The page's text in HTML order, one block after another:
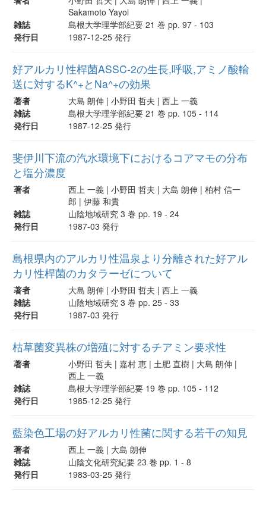
Sakamoto Yayoi
雑誌
島根大学理学部紀要 21 巻 pp. 97 - 103
発行日
1987-12-25 発行
好アルカリ性桿菌ASSC-2の生長,呼吸,アミノ酸輸
送に対するK^+とNa^+の効果
著者
大島 朗伸 | 小野田 哲夫 | 西上 一義
雑誌
島根大学理学部紀要 21 巻 pp. 105 - 114
発行日
1987-12-25 発行
斐伊川下流の汽水環境下におけるコアマモの分布
と塩分濃度
著者
西上 一義 | 小野田 哲夫 | 大島 朗伸 | 柏村 信一
郎 | 伊藤 和貴
雑誌
山陰地域研究 3 巻 pp. 19 - 24
発行日
1987-03 発行
島根県内のアルカリ性温泉より分離された好アル
カリ性桿菌のカタラーゼについて
著者
大島 朗伸 | 小野田 哲夫 | 西上 一義
雑誌
山陰地域研究 3 巻 pp. 25 - 33
発行日
1987-03 発行
枯草菌変異株の増殖に対するチアミン要求性
著者
小野田 哲夫 | 嘉村 恵 | 土肥 直樹 | 大島 朗伸 |
西上 一義
雑誌
島根大学理学部紀要 19 巻 pp. 105 - 112
発行日
1985-12-25 発行
藍染色工場の好アルカリ性菌に関する若干の知見
著者
西上 一義 | 大島 朗伸
雑誌
山陰文化研究紀要 23 巻 pp. 1 - 8
発行日
1983-03-25 発行